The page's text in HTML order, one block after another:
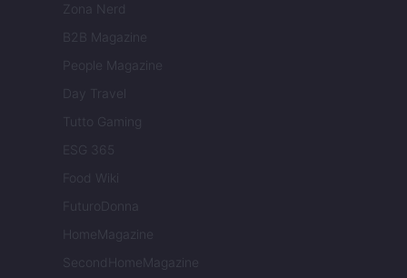
Zona Nerd
B2B Magazine
People Magazine
Day Travel
Tutto Gaming
ESG 365
Food Wiki
FuturoDonna
HomeMagazine
SecondHomeMagazine